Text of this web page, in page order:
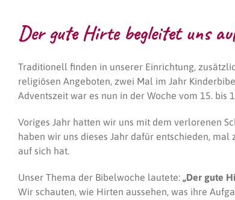
Der gute Hirte begleitet uns
Traditionell finden in unserer Einrichtung,
religiösen Angeboten, zwei Mal im Jahr
Adventszeit war es nun in der Woche vom 15. bis
Voriges Jahr hatten wir uns mit dem verlorenen
haben wir uns dieses Jahr dafür entschieden, mal
auf sich hat.
Unser Thema der Bibelwoche lautete: „Der gute
Wir schauten, wie Hirten aussehen, was ihre